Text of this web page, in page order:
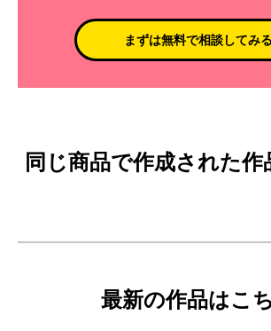
まずは無料で相談してみる
同じ商品で作成された作
最新の作品はこ